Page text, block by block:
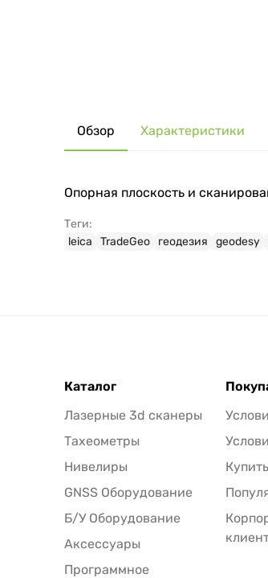
Обзор Характеристики
Опорная плоскость и
Теги:
leica
TradeGeo геодезия geodesy
Каталог
Лазерные 3d сканеры
Тахеометры
Нивелиры
GNSS Оборудование
Б/У Оборудование
Аксессуары
Программное